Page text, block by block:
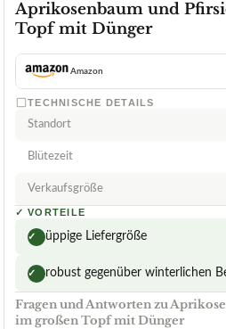
Aprikosenbaum und
Topf mit Dünger
Amazon
TECHNISCHE DETAILS
Standort
Blütezeit
Verkaufsgröße
✓ VORTEILE
✓ üppige Liefergröße
✓ robust gegenüber winterlichen
Fragen und Antworten zu
im großen Topf mit Dünger